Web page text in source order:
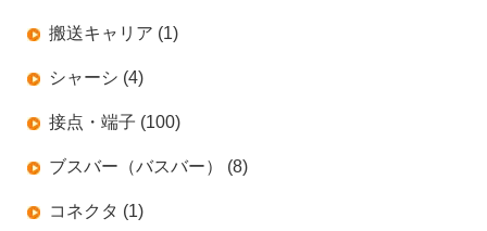
搬送キャリア (1)
シャーシ (4)
接点・端子 (100)
ブスバー（バスバー） (8)
コネクタ (1)